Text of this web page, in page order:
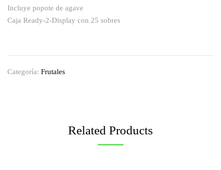
Incluye popote de agave
Caja Ready-2-Display con 25 sobres
Categoría: Frutales
Related Products